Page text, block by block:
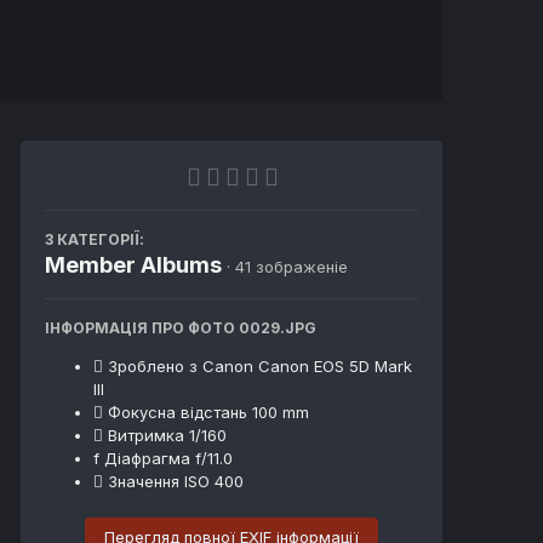
З КАТЕГОРІЇ:
Member Albums · 41 зображеніе
ІНФОРМАЦІЯ ПРО ФОТО 0029.JPG
Зроблено з Canon Canon EOS 5D Mark
III
Фокусна відстань 100 mm
Витримка 1/160
f Діафрагма f/11.0
Значення ISO 400
Перегляд повної EXIF інформації